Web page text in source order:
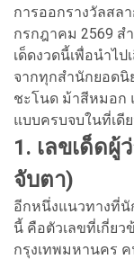
การออกรางวัลสล
กรกฎาคม 2569 ส
เด็ดงวดนี้เพื่อนำไ
จากทุกสำนักยอดนิ
ชะโนด ม้าสีหมอก
แบบครบจบในที่เดี
1. เลขเด็ดผู้
จับตา)
อีกหนึ่งแนวทางที่นั
นี้ คือตัวเลขที่เกี่ย
กรุงเทพมหานคร